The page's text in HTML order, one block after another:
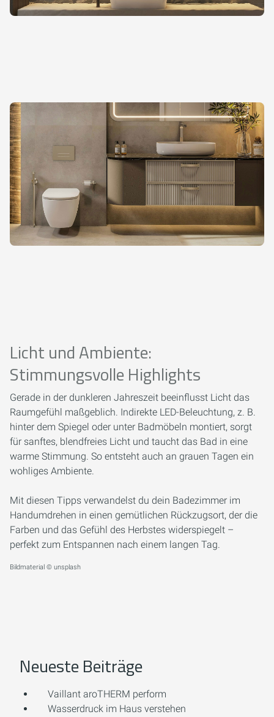
Licht und Ambiente:
Stimmungsvolle Highlights
Gerade in der dunkleren Jahreszeit beeinflusst Licht das
Raumgefühl maßgeblich. Indirekte LED-Beleuchtung, z. B.
hinter dem Spiegel oder unter Badmöbeln montiert, sorgt
für sanftes, blendfreies Licht und taucht das Bad in eine
warme Stimmung. So entsteht auch an grauen Tagen ein
wohliges Ambiente.
Mit diesen Tipps verwandelst du dein Badezimmer im
Handumdrehen in einen gemütlichen Rückzugsort, der die
Farben und das Gefühl des Herbstes widerspiegelt –
perfekt zum Entspannen nach einem langen Tag.
Bildmaterial © unsplash
Neueste Beiträge
Vaillant aroTHERM perform
Wasserdruck im Haus verstehen